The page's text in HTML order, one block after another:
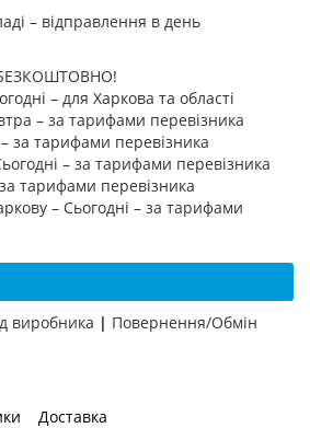
– відправлення в день
– для Харкова та області
– за тарифами перевізника
за тарифами перевізника
– за тарифами перевізника
тарифами перевізника
– Сьогодні – за тарифами
виробника | Повернення/Обмін
Доставка